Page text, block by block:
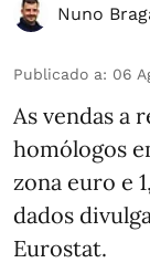
Nuno
Publicado a: 06
As vendas a
homólogos
zona euro e
dados
Eurostat.